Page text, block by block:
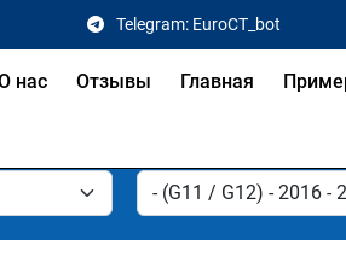
Telegram: EuroCT_bot
нас Отзывы Главная